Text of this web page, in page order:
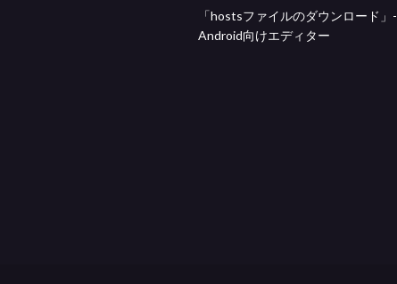
「hostsファイルのダウンロード」-
Android向けエディター